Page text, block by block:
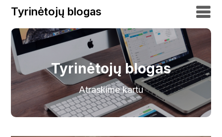
Tyrinėtojų blogas
Tyrinėtojų blogas
Atraskime kartu